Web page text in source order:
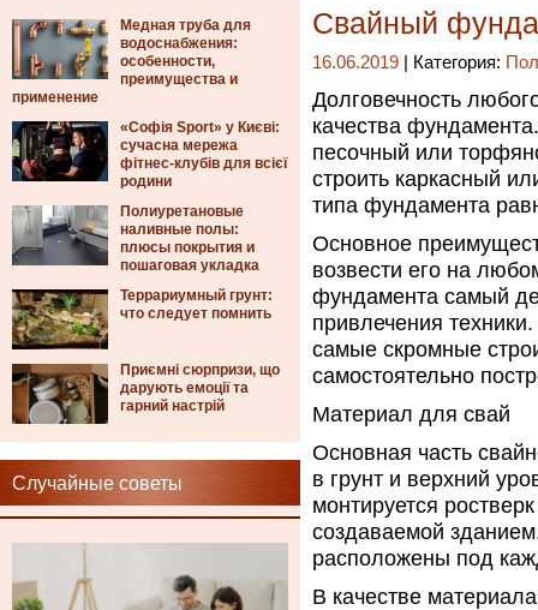
Медная труба для
водоснабжения:
особенности,
преимущества и
применение
«Софія Sport» у Києві:
сучасна мережа
фітнес-клубів для всієї
родини
Полиуретановые
наливные полы:
плюсы покрытия и
пошаговая укладка
Террариумный грунт:
что следует помнить
Приємні сюрпризи, що
дарують емоції та
гарний настрій
Случайные советы
Свайный
16.06.2019 | Категория:
Долговечность
качества фундамента.
песочный или
строить каркасный
типа фундамента
Основное
возвести его на
фундамента самый
привлечения
самые скромные
самостоятельно
Материал для свай
Основная часть
в грунт и верхний
монтируется
создаваемой
расположены под
В качестве